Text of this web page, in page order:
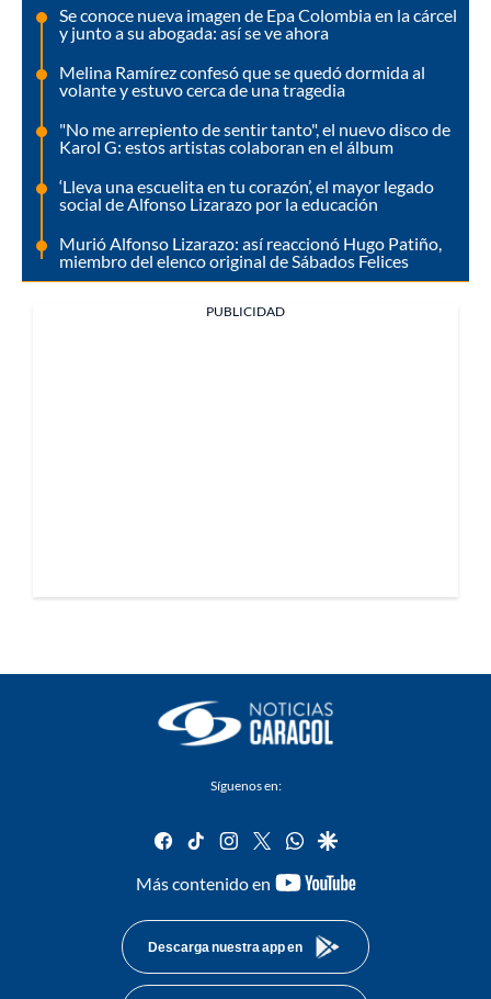
Se conoce nueva imagen de Epa Colombia en la cárcel
y junto a su abogada: así se ve ahora
Melina Ramírez confesó que se quedó dormida al
volante y estuvo cerca de una tragedia
"No me arrepiento de sentir tanto", el nuevo disco de
Karol G: estos artistas colaboran en el álbum
‘Lleva una escuelita en tu corazón’, el mayor legado
social de Alfonso Lizarazo por la educación
Murió Alfonso Lizarazo: así reaccionó Hugo Patiño,
miembro del elenco original de Sábados Felices
PUBLICIDAD
Síguenos en:
facebook
tiktok instagram
twitterwhatsapp
google
Más contenido en
youtube-
Descarga nuestra app en